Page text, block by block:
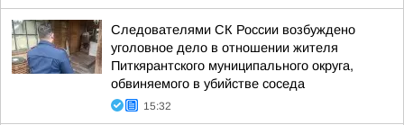
Следователями СК России возбуждено
уголовное дело в отношении жителя
Питкярантского муниципального округа,
обвиняемого в убийстве соседа
15:32